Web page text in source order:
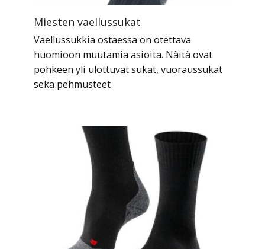
Miesten vaellussukat
Vaellussukkia ostaessa on otettava
huomioon muutamia asioita. Näitä ovat
pohkeen yli ulottuvat sukat, vuoraussukat
sekä pehmusteet